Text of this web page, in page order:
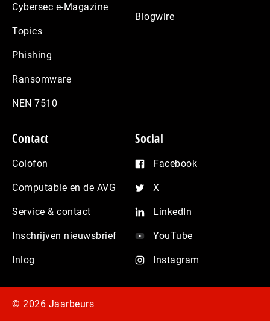
Cybersec e-Magazine
Topics
Phishing
Ransomware
NEN 7510
Blogwire
Contact
Colofon
Computable en de AVG
Service & contact
Inschrijven nieuwsbrief
Inlog
Social
Facebook
X
LinkedIn
YouTube
Instagram
© 2026 Jaarbeurs